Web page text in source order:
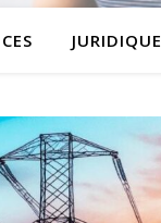
JURIDIQUE